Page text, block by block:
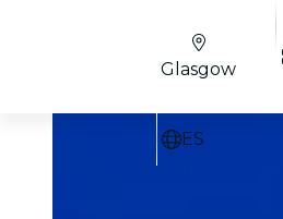
Glasgow
ES